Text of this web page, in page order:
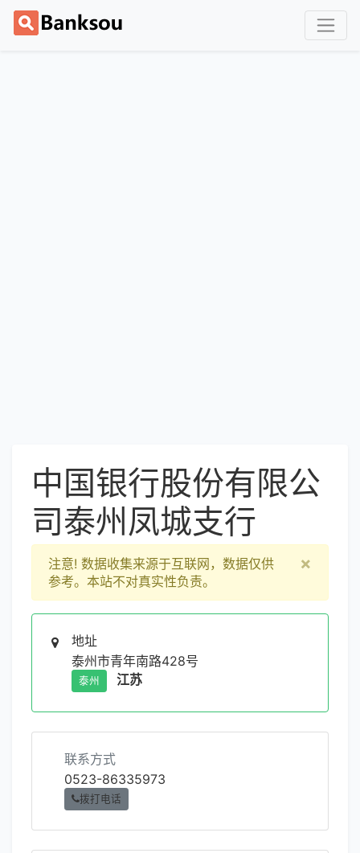
中国银行股份有限公
司泰州凤城支行
注意! 数据收集来源于互联网，数据仅供
参考。本站不对真实性负责。
×
地址
泰州市青年南路428号
泰州 江苏
联系方式
0523-86335973
拨打电话